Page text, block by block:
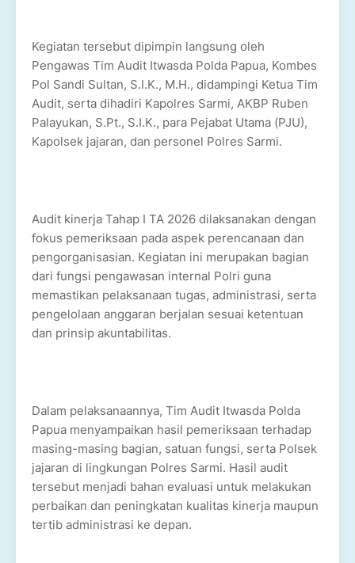
Kegiatan tersebut dipimpin langsung oleh
Pengawas Tim Audit Itwasda Polda Papua, Kombes
Pol Sandi Sultan, S.I.K., M.H., didampingi Ketua Tim
Audit, serta dihadiri Kapolres Sarmi, AKBP Ruben
Palayukan, S.Pt., S.I.K., para Pejabat Utama (PJU),
Kapolsek jajaran, dan personel Polres Sarmi.
Audit kinerja Tahap I TA 2026 dilaksanakan dengan
fokus pemeriksaan pada aspek perencanaan dan
pengorganisasian. Kegiatan ini merupakan bagian
dari fungsi pengawasan internal Polri guna
memastikan pelaksanaan tugas, administrasi, serta
pengelolaan anggaran berjalan sesuai ketentuan
dan prinsip akuntabilitas.
Dalam pelaksanaannya, Tim Audit Itwasda Polda
Papua menyampaikan hasil pemeriksaan terhadap
masing-masing bagian, satuan fungsi, serta Polsek
jajaran di lingkungan Polres Sarmi. Hasil audit
tersebut menjadi bahan evaluasi untuk melakukan
perbaikan dan peningkatan kualitas kinerja maupun
tertib administrasi ke depan.